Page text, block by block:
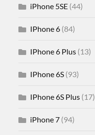
iPhone 5SE (44)
IPhone 6 (84)
IPhone 6 Plus (13)
IPhone 6S (93)
IPhone 6S Plus (17)
iPhone 7 (94)